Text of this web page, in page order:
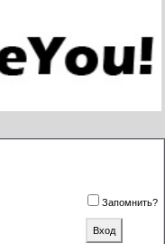
Запомнить?